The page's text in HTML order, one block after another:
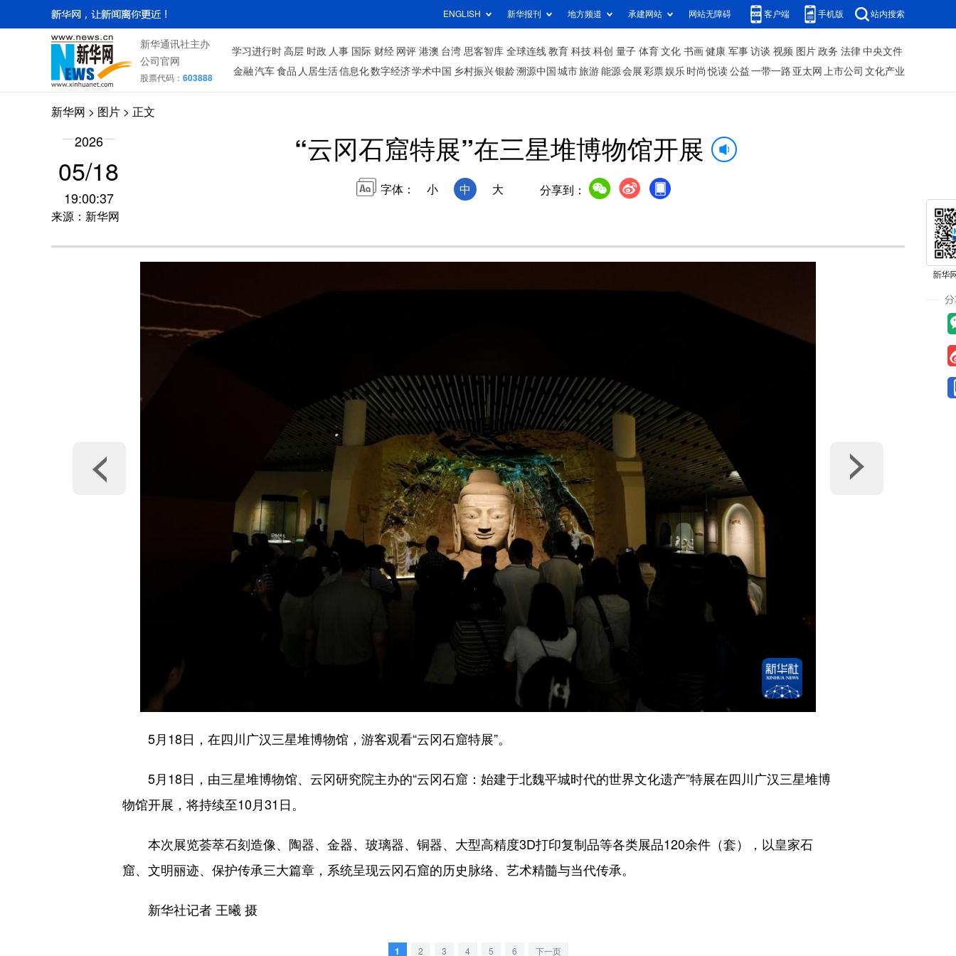
ENGLISH 新华报刊 地方频道 承建网站 网站无障碍 客户端 手机版 站内搜索
新华通讯社主办
公司官网
股票代码： 603888
学习进行时 高层 时政 人事 国际 财经 网评 港澳 台湾 思客智库 全球连线 教育 科技 科创 量子 体育 文化 书画 健康 军事 访谈 视频 图片 政务 法律 中央文件
金融 汽车 食品 人居生活信息化数字经济学术中国 乡村振兴银龄溯源中国 城市旅游 能源 会展 彩票娱乐 时尚 悦读 公益 一带一路 亚太网 上市公司 文化产业
新华网 > 图片 > 正文
2026
05/18
19:00:37
来源：新华网
“云冈石窟特展”在三星堆博物馆开展
字体： 小 中 大 分享到：
5月18日，在四川广汉三星堆博物馆，游客观看“云冈石窟特展”。
5月18日，由三星堆博物馆、云冈研究院主办的“云冈石窟：始建于北魏平城时代的世界文化遗产”特展在四川广汉三星堆博
物馆开展，将持续至10月31日。
本次展览荟萃石刻造像、陶器、金器、玻璃器、铜器、大型高精度3D打印复制品等各类展品120余件（套），以皇家石
窟、文明丽迹、保护传承三大篇章，系统呈现云冈石窟的历史脉络、艺术精髓与当代传承。
新华社记者 王曦 摄
1 2 3 4 5 6 下一页